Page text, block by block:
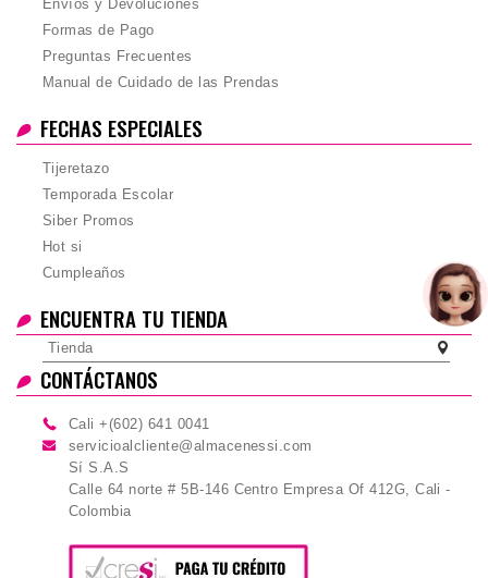
Envíos y Devoluciones
Formas de Pago
Preguntas Frecuentes
Manual de Cuidado de las Prendas
FECHAS ESPECIALES
Tijeretazo
Temporada Escolar
Siber Promos
Hot si
Cumpleaños
ENCUENTRA TU TIENDA
Tienda
CONTÁCTANOS
Cali +(602) 641 0041
servicioalcliente@almacenessi.com
Sí S.A.S
Calle 64 norte # 5B-146 Centro Empresa Of 412G, Cali -
Colombia